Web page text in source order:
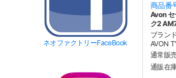
ネオファクトリーFaceBook
商品番
Avon
ク2
ブラン
AVON
通常販
通販在